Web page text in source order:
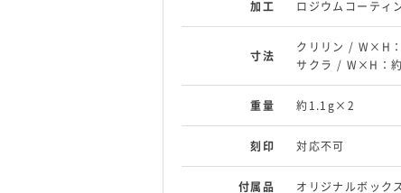
加工 ロジウムコーティ
寸法
クリリン / W×H
サクラ / W×H：
重量 約1.1g×2
刻印 対応不可
付属品 オリジナルボック